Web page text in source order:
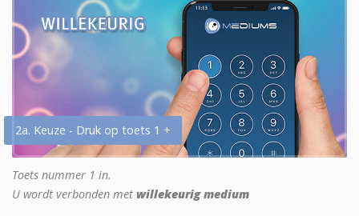
2a. Keuze - Druk op toets 1 +
Toets nummer 1 in.
U wordt verbonden met willekeurig medium